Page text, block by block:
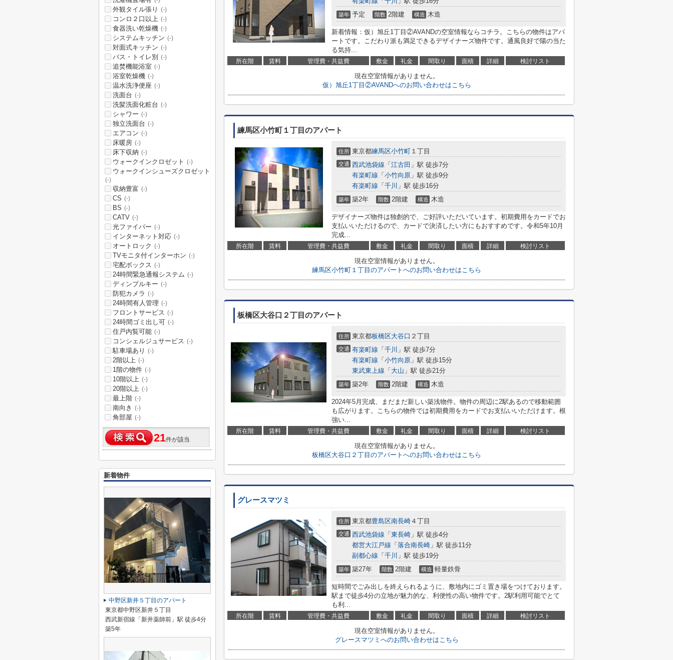
築年 予定 階数 2階建 構造 木造
新着情報：仮）旭丘1丁目②AVANDの空室情報ならコチラ。こちらの物件はアパ
ートです。こだわり派も満足できるデザイナーズ物件です。通風良好で陽の当た
る気持...
所在階 賃料 管理費・共益費 敷金 礼金 間取り 面積 詳細 検討リスト
現在空室情報がありません。
仮）旭丘1丁目②AVANDへのお問い合わせはこちら
練馬区小竹町１丁目のアパート
住所 東京都練馬区小竹町 １丁目
交通 西武池袋線 「 江古田 」駅 徒歩7分
有楽町線 「 小竹向原 」駅 徒歩9分
有楽町線 「 千川 」駅 徒歩16分
築年 築2年 階数 2階建 構造 木造
デザイナーズ物件は独創的で、ご好評いただいています。初期費用をカードでお
支払いいただけるので、カードで決済したい方にもおすすめです。令和5年10月
完成...
所在階 賃料 管理費・共益費 敷金 礼金 間取り 面積 詳細 検討リスト
現在空室情報がありません。
練馬区小竹町１丁目のアパートへのお問い合わせはこちら
板橋区大谷口２丁目のアパート
住所 東京都板橋区大谷口 ２丁目
交通 有楽町線 「 千川 」駅 徒歩7分
有楽町線 「 小竹向原 」駅 徒歩15分
東武東上線 「 大山 」駅 徒歩21分
築年 築2年 階数 2階建 構造 木造
2024年5月完成、まだまだ新しい築浅物件。物件の周辺に2駅あるので移動範囲
も広がります。こちらの物件では初期費用をカードでお支払いいただけます。根
強い...
所在階 賃料 管理費・共益費 敷金 礼金 間取り 面積 詳細 検討リスト
現在空室情報がありません。
板橋区大谷口２丁目のアパートへのお問い合わせはこちら
グレースマツミ
住所 東京都豊島区南長崎 ４丁目
交通 西武池袋線 「 東長崎 」駅 徒歩4分
都営大江戸線 「 落合南長崎 」駅 徒歩11分
副都心線 「 千川 」駅 徒歩19分
築年 築27年 階数 2階建 構造 軽量鉄骨
短時間でごみ出しを終えられるように、敷地内にゴミ置き場をつけております。
駅まで徒歩4分の立地が魅力的な、利便性の高い物件です。2駅利用可能でとて
も利...
所在階 賃料 管理費・共益費 敷金 礼金 間取り 面積 詳細 検討リスト
現在空室情報がありません。
グレースマツミへのお問い合わせはこちら
外観タイル張り (-)
コンロ２口以上 (-)
食器洗い乾燥機 (-)
システムキッチン (-)
対面式キッチン (-)
バス・トイレ別 (-)
追焚機能浴室 (-)
浴室乾燥機 (-)
温水洗浄便座 (-)
洗面台 (-)
洗髪洗面化粧台 (-)
シャワー (-)
独立洗面台 (-)
エアコン (-)
床暖房 (-)
床下収納 (-)
ウォークインクロゼット (-)
ウォークインシューズクロゼット
(-)
収納豊富 (-)
CS (-)
BS (-)
CATV (-)
光ファイバー (-)
インターネット対応 (-)
オートロック (-)
TVモニタ付インターホン (-)
宅配ボックス (-)
24時間緊急通報システム (-)
ディンプルキー (-)
防犯カメラ (-)
24時間有人管理 (-)
フロントサービス (-)
24時間ゴミ出し可 (-)
住戸内覧可能 (-)
コンシェルジュサービス (-)
駐車場あり (-)
2階以上 (-)
1階の物件 (-)
10階以上 (-)
20階以上 (-)
最上階 (-)
南向き (-)
角部屋 (-)
21件が該当
新着物件
中野区新井５丁目のアパート
東京都中野区新井５丁目
西武新宿線「新井薬師前」駅 徒歩4分
築5年